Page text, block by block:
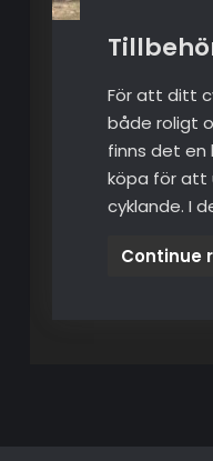
För att ditt
både roligt
finns det en
köpa för
cyklande. I
Continue